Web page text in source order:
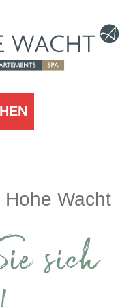
Wacht
sich